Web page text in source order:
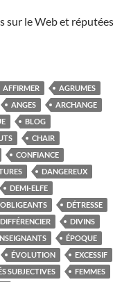
sur le Web et réputées
AFFIRMER
AGRUMES
ANGES
ARCHANGE
BLOG
CHAIR
CONFIANCE
DANGEREUX
DEMI-ELFE
DÉTRESSE
DIFFÉRENCIER
DIVINS
ÉPOQUE
ÉVOLUTION
EXCESSIF
SUBJECTIVES
FEMMES